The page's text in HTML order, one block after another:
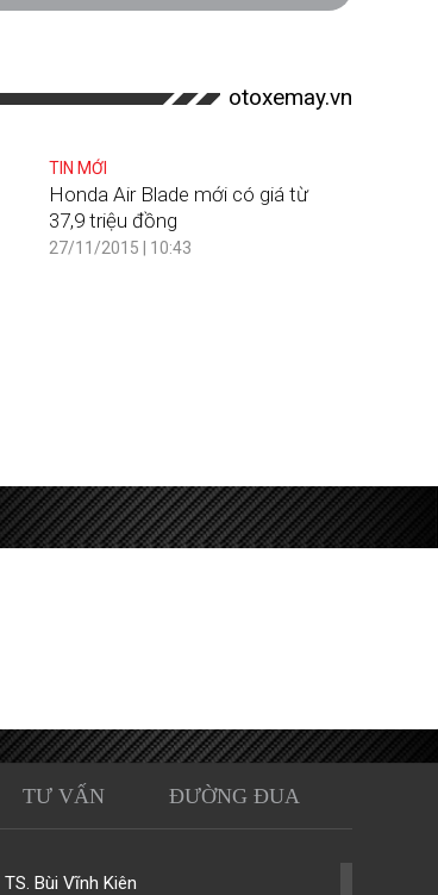
otoxemay.vn
TIN MỚI
Honda Air Blade mới có giá từ
37,9 triệu đồng
27/11/2015 | 10:43
TƯ VẤN ĐƯỜNG ĐUA
TS. Bùi Vĩnh Kiên